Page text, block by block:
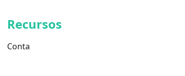
Recursos
Conta